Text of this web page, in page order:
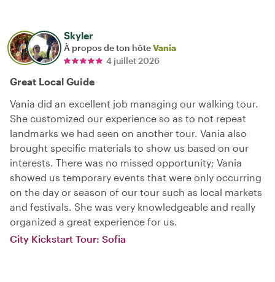
Skyler
À propos de ton hôteVania
4 juillet 2026
Great Local Guide
Vania did an excellent job managing our walking tour.
She customized our experience so as to not repeat
landmarks we had seen on another tour. Vania also
brought specific materials to show us based on our
interests. There was no missed opportunity; Vania
showed us temporary events that were only occurring
on the day or season of our tour such as local markets
and festivals. She was very knowledgeable and really
organized a great experience for us.
City Kickstart Tour: Sofia